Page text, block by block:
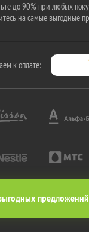
до 90% при любых
на самые выгодные
к оплате:
© КупиКупон. Все права
на товарный знак